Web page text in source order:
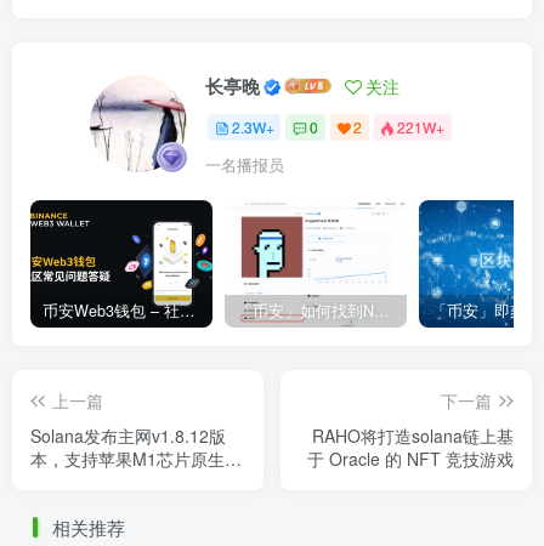
长亭晚 关注
2.3W+ 0 2 221W+
一名播报员
币安Web3钱包 – 社区常见问题答疑 「币安」如何找到NFT合约地址？
上一篇
Solana发布主网v1.8.12版
本，支持苹果M1芯片原生构
下一篇
RAHO将打造solana链上基
于 Oracle 的 NFT 竞技游戏
相关推荐